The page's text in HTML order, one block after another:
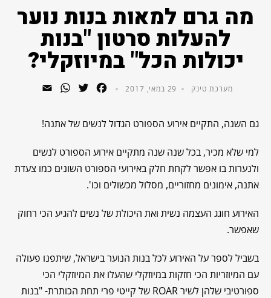
מה גרם למאות בנות נוער
להעלות סרטון "בנות
יכולות הכל" במיוזקלי?
מערכת טינק 29 במאי, 2017 Facebook
Twitter
WhatsApp
גם השנה, התקיים אירוע הספורט הגדול לנשים של אתנה!
למי שלא מכיר, בכל שנה שנה מתקיים אירוע הספורט לנשים
ולנערות בו אפשר לקחת חלק באירועי הספורט השונים כמו צעדת
אתנה, אימונים מחזוריים, מסלול מכשולים וכו'.
האירוע חוגג העצמה נשית ואת היכולת של נשים להגיע הכי רחוק
שאפשר.
בשביל לספר על האירוע לכל בנות הנוער בישראל, שיתפנו פעולה
עם המיוזריות הכי חזקות במיוזקלי שהעלו את המיוזקלי הכי
ספורטיבי שלהן לשיר ROAR של קייטי פרי תחת הכותרת- "בנות